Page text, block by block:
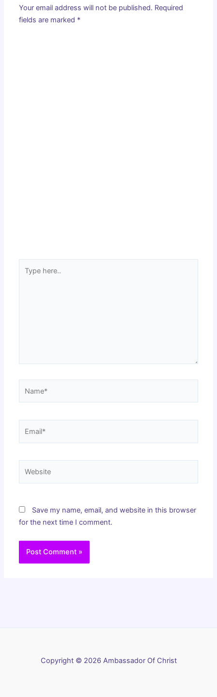
Your email address will not be published. Required
fields are marked *
here..
Save my name, email, and website in this browser
for the next time I comment.
Copyright © 2026 Ambassador Of Christ